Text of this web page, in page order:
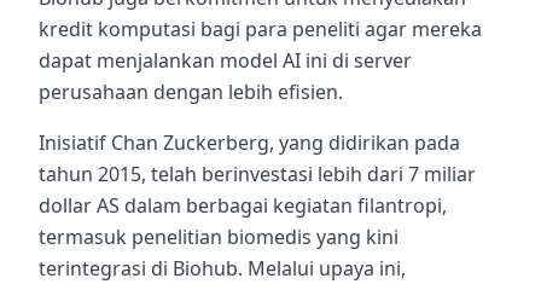
kredit komputasi bagi para peneliti agar mereka
dapat menjalankan model AI ini di server
perusahaan dengan lebih efisien.
Inisiatif Chan Zuckerberg, yang didirikan pada
tahun 2015, telah berinvestasi lebih dari 7 miliar
dollar AS dalam berbagai kegiatan filantropi,
termasuk penelitian biomedis yang kini
terintegrasi di Biohub. Melalui upaya ini,